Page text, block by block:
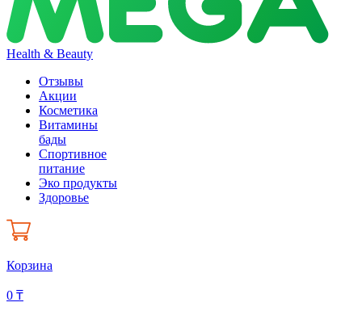
Health & Beauty
Отзывы
Акции
Косметика
Витамины
бады
Спортивное
питание
Эко продукты
Здоровье
Корзина
0 ₸